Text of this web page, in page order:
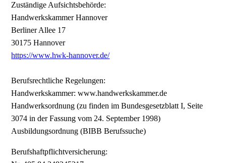
Zuständige Aufsichtsbehörde:
Handwerkskammer Hannover
Berliner Allee 17
30175 Hannover
https://www.hwk-hannover.de/
Berufsrechtliche Regelungen:
Handwerkskammer: www.handwerkskammer.de
Handwerksordnung (zu finden im Bundesgesetzblatt I, Seite
3074 in der Fassung vom 24. September 1998)
Ausbildungsordnung (BIBB Berufssuche)
Berufshaftpflichtversicherung: